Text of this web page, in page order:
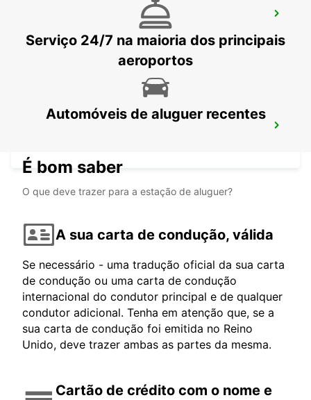
ESTAÇÃO DE COMBOIOS DE
VALENCIENNES - PONTO DE SERVIÇO
VALENCIENNES - FRANCE
Serviço 24/7 na maioria dos principais
aeroportos
Automóveis de aluguer recentes
É bom saber
O que deve trazer para a estação de aluguer?
A sua carta de condução, válida
Se necessário - uma tradução oficial da sua carta
de condução ou uma carta de condução
internacional do condutor principal e de qualquer
condutor adicional. Tenha em atenção que, se a
sua carta de condução foi emitida no Reino
Unido, deve trazer ambas as partes da mesma.
Cartão de crédito com o nome e